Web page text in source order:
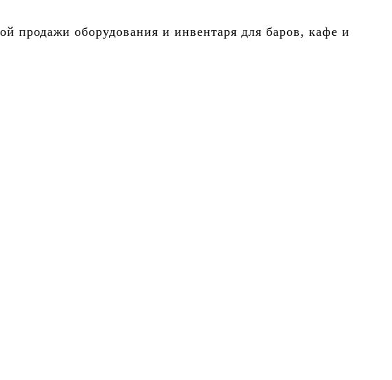
продажи оборудования и инвентаря для баров, кафе и